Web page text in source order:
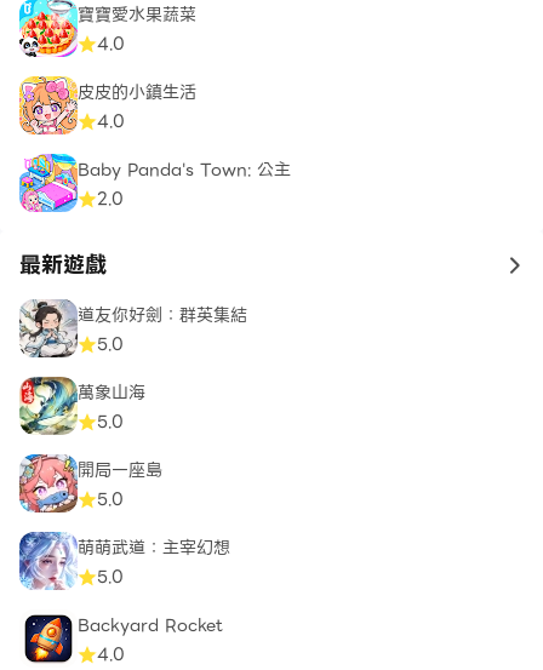
寶寶愛水果蔬菜
4.0
皮皮的小鎮生活
4.0
Baby Panda's Town: 公主
2.0
最新遊戲 to
道友你好劍：群英集結
5.0
萬象山海
5.0
開局一座島
5.0
萌萌武道：主宰幻想
5.0
Backyard Rocket
4.0